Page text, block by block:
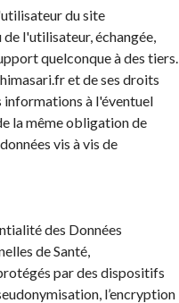
du site
l'utilisateur, échangée,
quelconque à des tiers.
et de ses droits
à l'éventuel
la même obligation de
vis à vis de
des Données
de Santé,
par des dispositifs
l’encryption